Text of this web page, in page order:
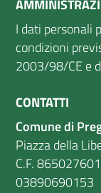
I dati personali
condizioni
2003/98/CE e
CONTATTI
Comune di
Piazza della
C.F.
03890690153